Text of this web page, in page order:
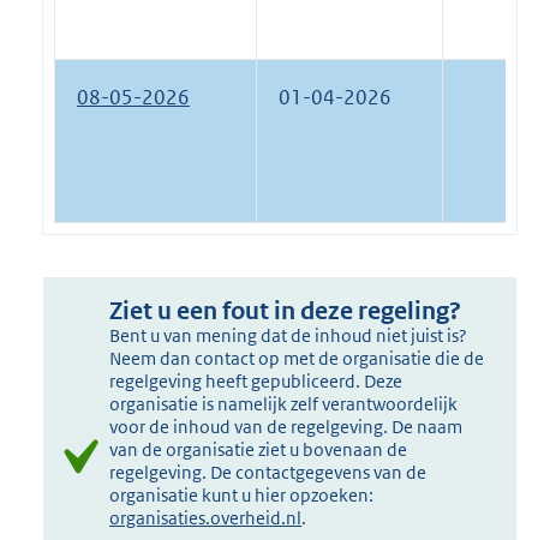
08-05-2026 01-04-2026
Ziet u een fout in deze regeling?
Bent u van mening dat de inhoud niet juist is?
Neem dan contact op met de organisatie die de
regelgeving heeft gepubliceerd. Deze
organisatie is namelijk zelf verantwoordelijk
voor de inhoud van de regelgeving. De naam
van de organisatie ziet u bovenaan de
regelgeving. De contactgegevens van de
organisatie kunt u hier opzoeken:
organisaties.overheid.nl.